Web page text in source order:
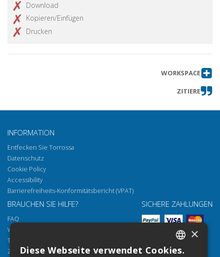
Download
Kopieren/Einfügen
Drucken
WORKSPACE
ZITIERE
INFORMATION
Entfecken Sie Torrossa
Datenschutz
Cookie Policy
Accessibility
Barrierefreiheits-Konformitätsbericht (VPAT)
BRAUCHEN SIE HILFE?
FAQ
Wie öffnen Sie unsere Dokumente
Torrossa Reader
Zugriffsmöglichkeiten
SICHERE ZAHLUNGEN
ITALIAN
×
Diese Webseite verwendet Cookies.